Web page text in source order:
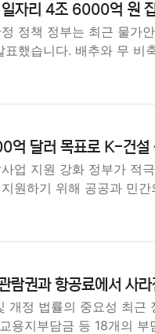
자리 4조 6000억 원
정책 정부는 최근 물가
표했습니다. 배추와 무 비
억 달러 목표로 K-건설
업 지원 강화 정부가 적
원하기 위해 공공과 민
람권과 항공료에서 사
개정 법률의 중요성 최근
용지부담금 등 18개의